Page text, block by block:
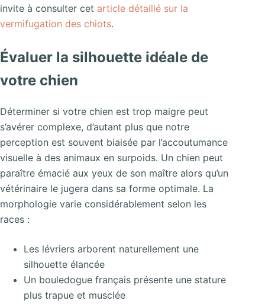
invite à consulter cet article détaillé sur la
vermifugation des chiots.
Évaluer la silhouette idéale de
votre chien
Déterminer si votre chien est trop maigre peut
s’avérer complexe, d’autant plus que notre
perception est souvent biaisée par l’accoutumance
visuelle à des animaux en surpoids. Un chien peut
paraître émacié aux yeux de son maître alors qu’un
vétérinaire le jugera dans sa forme optimale. La
morphologie varie considérablement selon les
races :
Les lévriers arborent naturellement une
silhouette élancée
Un bouledogue français présente une stature
plus trapue et musclée